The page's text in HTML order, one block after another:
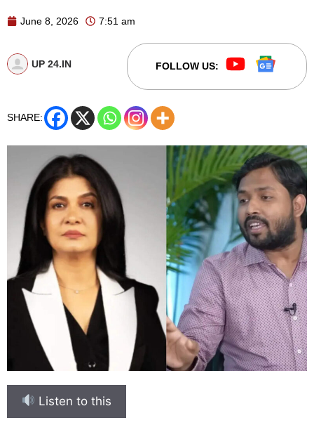
June 8, 2026 7:51 am
UP 24.IN FOLLOW US:
SHARE:
Listen to this